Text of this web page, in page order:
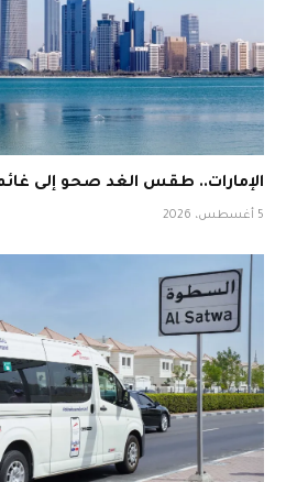
الإمارات.. طقس الغد صحو إلى غائم
5 أغسطس، 2026